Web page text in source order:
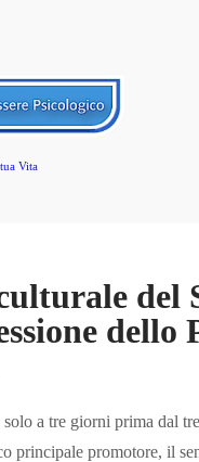
Vita
del
dello
a tre giorni prima dal
principale promotore, il